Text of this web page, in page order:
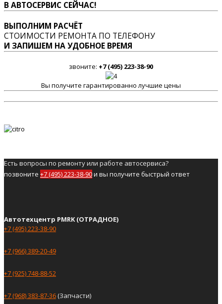
В АВТОСЕРВИС СЕЙЧАС!
ВЫПОЛНИМ РАСЧЁТ
СТОИМОСТИ РЕМОНТА ПО ТЕЛЕФОНУ
И ЗАПИШЕМ НА УДОБНОЕ ВРЕМЯ
звоните: +7 (495) 223-38-90
Вы получите гарантированно лучшие цены
Есть вопросы по ремонту или работе автосервиса?
позвоните +7 (495) 223-38-90и вы получите быстрый ответ
Автотехцентр PMRK (ОТРАДНОЕ)
+7 (495) 223-38-90
+7 (966) 389-20-49
+7 (925) 748-88-52
+7 (968) 383-87-36(Запчасти)